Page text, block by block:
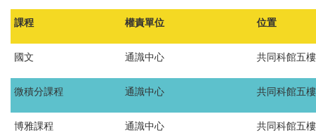
課程 權責單位 位置
國文 通識中心 共同科館五樓
微積分課程 通識中心 共同科館五樓
博雅課程 通識中心 共同科館五樓